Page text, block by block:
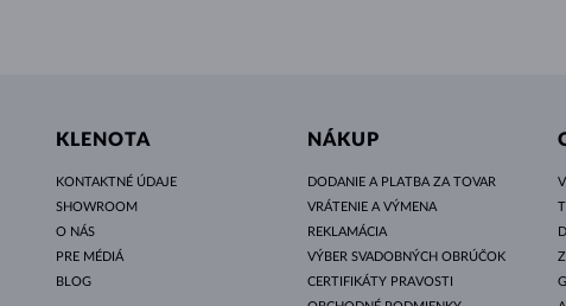
KLENOTA
KONTAKTNÉ ÚDAJE
SHOWROOM
O NÁS
PRE MÉDIÁ
BLOG
NÁKUP
DODANIE A PLATBA ZA TOVAR
VRÁTENIE A VÝMENA
REKLAMÁCIA
VÝBER SVADOBNÝCH OBRÚČOK
CERTIFIKÁTY PRAVOSTI